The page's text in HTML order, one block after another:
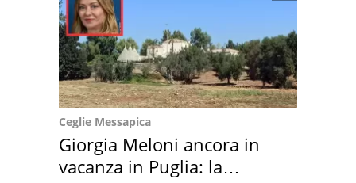
Ceglie Messapica
Giorgia Meloni ancora in
vacanza in Puglia: la